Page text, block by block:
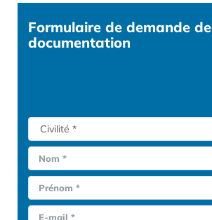
Formulaire de demande de
documentation
Nom *
Prénom *
E-mail *